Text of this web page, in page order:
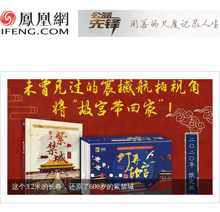
这个3.2米的长卷，还原了600岁的紫禁城